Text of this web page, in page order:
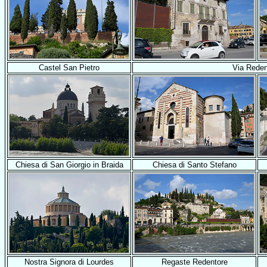
Castel San Pietro Via
Chiesa di San Giorgio in Braida Chiesa di Santo Stefano
Nostra Signora di Lourdes Regaste Redentore